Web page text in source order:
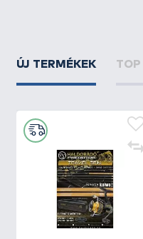
ÚJ TERMÉKEK TOP